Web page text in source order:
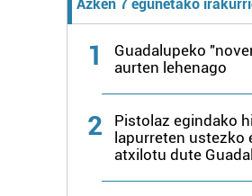
Azken 7 egunetako
1
Guadalupeko
aurten lehenago
2
Pistolaz egindako
lapurreten ustezko
atxilotu dute